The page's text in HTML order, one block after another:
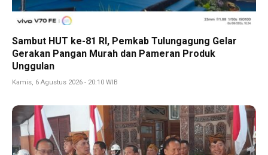
Sambut HUT ke-81 RI, Pemkab Tulungagung Gelar
Gerakan Pangan Murah dan Pameran Produk
Unggulan
Kamis, 6 Agustus 2026 - 20:10 WIB